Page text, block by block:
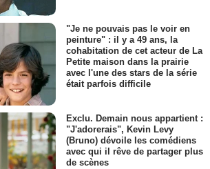
"Je ne pouvais pas le voir en
peinture" : il y a 49 ans, la
cohabitation de cet acteur de La
Petite maison dans la prairie
avec l'une des stars de la série
était parfois difficile
Exclu. Demain nous appartient :
"J'adorerais", Kevin Levy
(Bruno) dévoile les comédiens
avec qui il rêve de partager plus
de scènes